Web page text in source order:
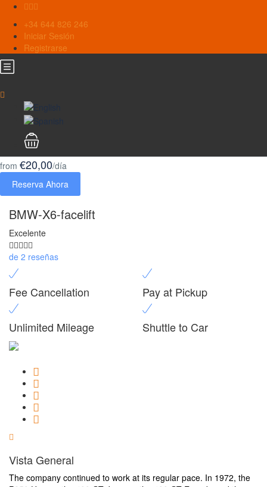
+34 644 826 246
Iniciar Sesión
Registrarse
from €20,00/día
Reserva Ahora
BMW-X6-facelift
Excelente
de 2 reseñas
Fee Cancellation Pay at Pickup
Unlimited Mileage Shuttle to Car
Vista General
The company continued to work at its regular pace. In 1972, the